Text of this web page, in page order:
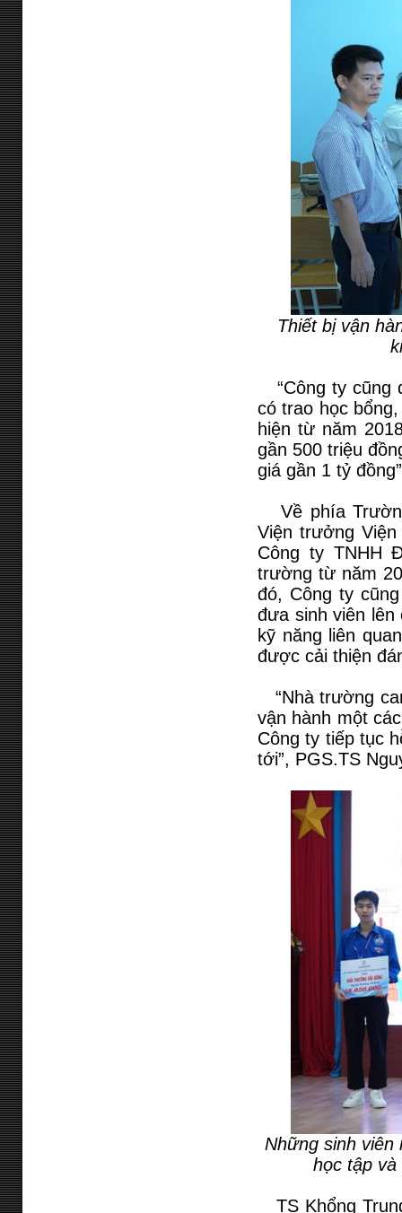
Thiết bị vận
“Công ty cũng
có trao học
hiện từ năm
gần 500 triệu
giá gần 1 tỷ
Về phía
Viện trưởng
Công ty TNHH
trường từ năm
đó, Công ty
đưa sinh viên
kỹ năng liên
được cải thiện
“Nhà trường
vận hành một
Công ty tiếp tục
tới”, PGS.TS
Những sinh viên
học tập
TS Khổng